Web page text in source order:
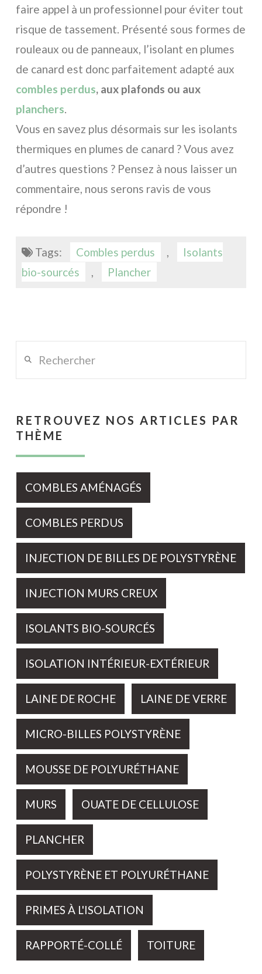
faire appel à un professionnel pour éviter tout
risque de tassement. Présenté sous formes de
rouleaux ou de panneaux, l’isolant en plumes
de canard est donc parfaitement adapté aux
combles perdus, aux plafonds ou aux
planchers.
Vous en savez plus désormais sur les isolants
thermiques en plumes de canard ? Vous avez
d’autres questions ? Pensez à nous laisser un
commentaire, nous serons ravis de vous
répondre !
Tags: Combles perdus ,
Isolants
bio-sourcés
, Plancher
RETROUVEZ NOS ARTICLES PAR
THÈME
COMBLES AMÉNAGÉS
COMBLES PERDUS
INJECTION DE BILLES DE POLYSTYRÈNE
INJECTION MURS CREUX
ISOLANTS BIO-SOURCÉS
ISOLATION INTÉRIEUR-EXTÉRIEUR
LAINE DE ROCHE LAINE DE VERRE
MICRO-BILLES POLYSTYRÈNE
MOUSSE DE POLYURÉTHANE
MURS OUATE DE CELLULOSE
PLANCHER
POLYSTYRÈNE ET POLYURÉTHANE
PRIMES À L'ISOLATION
RAPPORTÉ-COLLÉ TOITURE